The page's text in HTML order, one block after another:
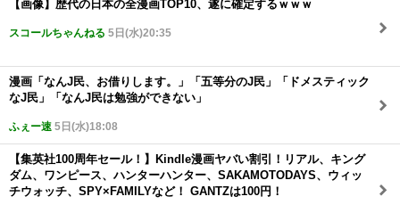
【画像】歴代の日本の全漫画TOP10、遂に確定するｗｗｗ
スコールちゃんねる 5日(水)20:35
漫画「なんJ民、お借りします。」「五等分のJ民」「ドメスティック
なJ民」「なんJ民は勉強ができない」
ふぇー速 5日(水)18:08
【集英社100周年セール！】Kindle漫画ヤバい割引！リアル、キング
ダム、ワンピース、ハンターハンター、SAKAMOTODAYS、ウィッ
チウォッチ、SPY×FAMILYなど！ GANTZは100円！